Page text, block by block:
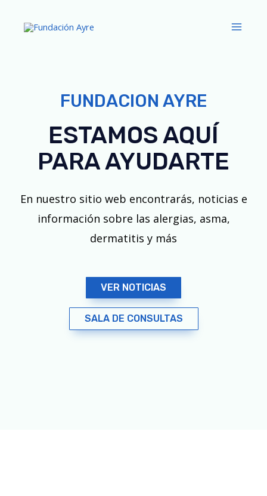
FUNDACION AYRE
ESTAMOS AQUÍ
PARA AYUDARTE
En nuestro sitio web encontrarás, noticias e
información sobre las alergias, asma,
dermatitis y más
VER NOTICIAS
SALA DE CONSULTAS